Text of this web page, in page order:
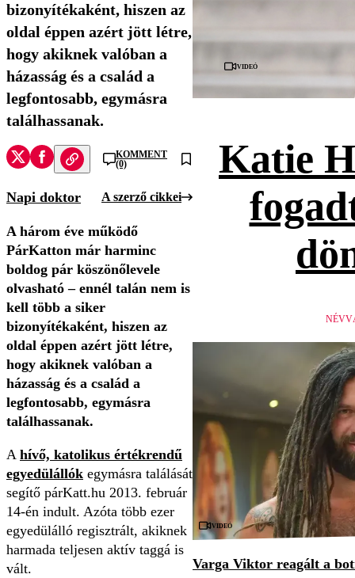
bizonyítékaként, hiszen az
oldal éppen azért jött létre,
hogy akiknek valóban a
házasság és a család a
legfontosabb, egymásra
találhassanak.
KOMMENT
(0)
Napi doktor A szerző cikkei
A három éve működő
PárKatton már harminc
boldog pár köszönőlevele
olvasható – ennél talán nem is
kell több a siker
bizonyítékaként, hiszen az
oldal éppen azért jött létre,
hogy akiknek valóban a
házasság és a család a
legfontosabb, egymásra
találhassanak.
A hívő, katolikus értékrendű
egyedülállók egymásra találását
segítő párKatt.hu 2013. február
14-én indult. Azóta több ezer
egyedülálló regisztrált, akiknek
harmada teljesen aktív taggá is
vált.
Videó
Katie
Videó
Varga Viktor reagált a